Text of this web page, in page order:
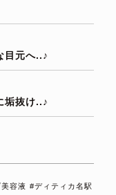
目元へ..♪
垢抜け..♪
容液 #ディティカ名駅